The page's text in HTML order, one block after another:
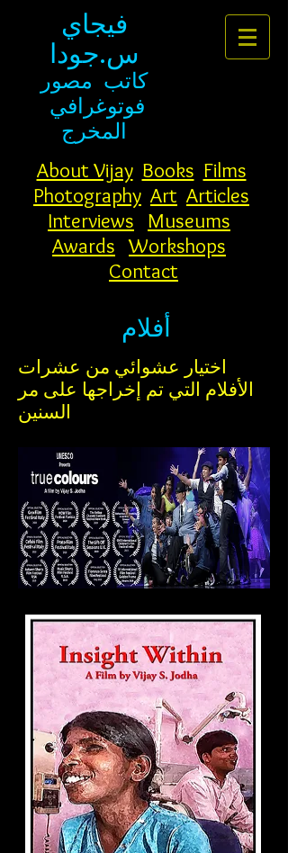
فيجاي
س.جودا
كاتب مصور
فوتوغرافي
المخرج
About Vijay Books Films
Photography Art Articles
Interviews
Museums
Awards Workshops
Contact
أفلام
اختيار عشوائي من عشرات
الأفلام التي تم إخراجها على مر
السنين